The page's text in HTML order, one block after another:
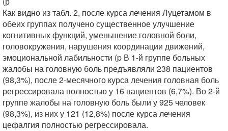
Как видно из табл. 2, после курса лечения Луцетамом в
обеих группах получено существенное улучшение
когнитивных функций, уменьшение головной боли,
головокружения, нарушения координации движений,
эмоциональной лабильности (p В 1-й группе больных
жалобы на головную боль предъявляли 238 пациентов
(98,3%), после 2-месячного курса лечения головная боль
регрессировала полностью у 16 пациентов (6,7%). Во 2-й
группе жалобы на головную боль были у 925 человек
(98,3%), из них у 121 (12,8%) после курса лечения
цефалгия полностью регрессировала.